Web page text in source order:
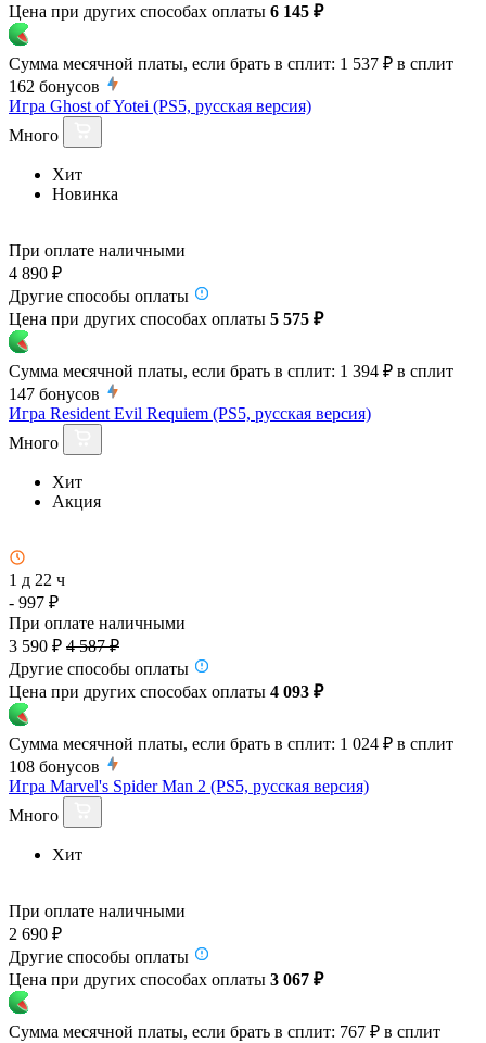
Цена при других способах оплаты 6 145 ₽
Сумма месячной платы, если брать в сплит: 1 537 ₽ в сплит
162 бонусов
Игра Ghost of Yotei (PS5, русская версия)
Много
Хит
Новинка
При оплате наличными
4 890 ₽
Другие способы оплаты
Цена при других способах оплаты 5 575 ₽
Сумма месячной платы, если брать в сплит: 1 394 ₽ в сплит
147 бонусов
Игра Resident Evil Requiem (PS5, русская версия)
Много
Хит
Акция
1 д 22 ч
- 997 ₽
При оплате наличными
3 590 ₽ 4 587 ₽
Другие способы оплаты
Цена при других способах оплаты 4 093 ₽
Сумма месячной платы, если брать в сплит: 1 024 ₽ в сплит
108 бонусов
Игра Marvel's Spider Man 2 (PS5, русская версия)
Много
Хит
При оплате наличными
2 690 ₽
Другие способы оплаты
Цена при других способах оплаты 3 067 ₽
Сумма месячной платы, если брать в сплит: 767 ₽ в сплит